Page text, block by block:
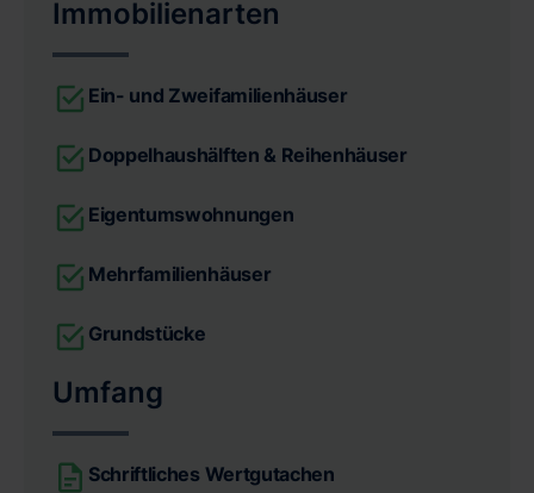
Immobilienarten
Ein- und Zweifamilienhäuser
Doppelhaushälften & Reihenhäuser
Eigentumswohnungen
Mehrfamilienhäuser
Grundstücke
Umfang
Schriftliches Wertgutachen